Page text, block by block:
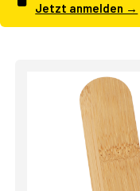
Jetzt anmelden →